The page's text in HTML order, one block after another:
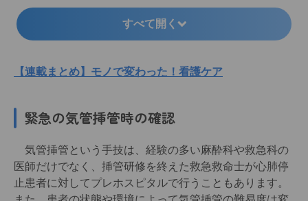
すべて開く
【連載まとめ】モノで変わった！看護ケア
緊急の気管挿管時の確認
気管挿管という手技は、経験の多い麻酔科や救急科の
医師だけでなく、挿管研修を終えた救急救命士が心肺停
止患者に対してプレホスピタルで行うこともあります。